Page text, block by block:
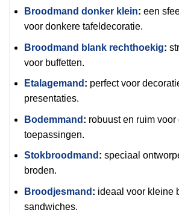
Broodmand donker klein: een
voor donkere tafeldecoratie.
Broodmand blank rechthoekig:
voor buffetten.
Etalagemand : perfect voor
presentaties.
Bodemmand : robuust en ruim voor
toepassingen.
Stokbroodmand : speciaal
broden.
Broodjesmand : ideaal voor kleine
sandwiches.